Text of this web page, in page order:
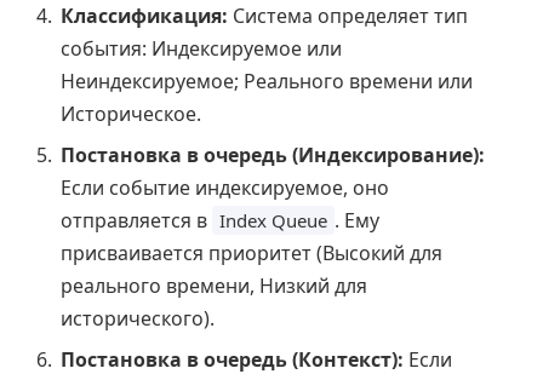
Классификация: Система определяет тип
события: Индексируемое или
Неиндексируемое; Реального времени или
Историческое.
Постановка в очередь (Индексирование):
Если событие индексируемое, оно
отправляется в Index Queue . Ему
присваивается приоритет (Высокий для
реального времени, Низкий для
исторического).
Постановка в очередь (Контекст): Если